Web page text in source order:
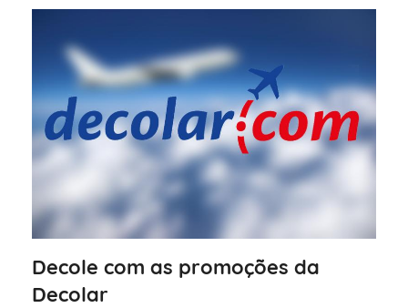
Decole com as promoções da
Decolar